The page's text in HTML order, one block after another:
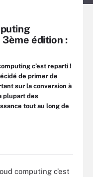
édition :
c’est reparti !
de primer de
sur la conversion à
plupart des
tout au long de
computing c’est